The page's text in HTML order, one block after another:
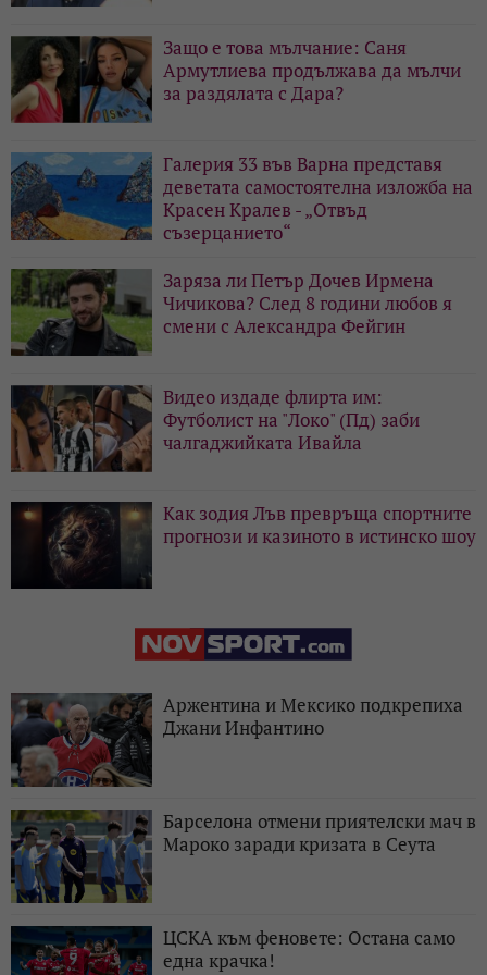
Защо е това мълчание: Саня
Армутлиева продължава да мълчи
за раздялата с Дара?
Галерия 33 във Варна представя
деветата самостоятелна изложба на
Красен Кралев - „Отвъд
съзерцанието“
Заряза ли Петър Дочев Ирмена
Чичикова? След 8 години любов я
смени с Александра Фейгин
Видео издаде флирта им:
Футболист на "Локо" (Пд) заби
чалгаджийката Ивайла
Как зодия Лъв превръща спортните
прогнози и казиното в истинско шоу
Аржентина и Мексико подкрепиха
Джани Инфантино
Барселона отмени приятелски мач в
Мароко заради кризата в Сеута
ЦСКА към феновете: Остана само
една крачка!